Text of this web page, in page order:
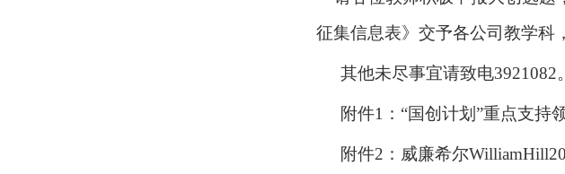
征集信息表》交予各公司教学科
其他未尽事宜请致电3921082
附件1：“国创计划”重点支持
附件2：威廉希尔